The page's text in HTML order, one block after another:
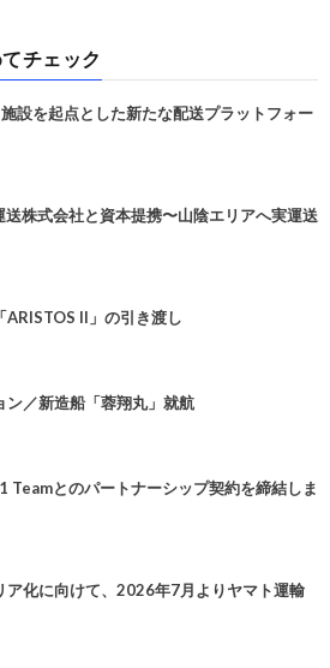
てチェック
設を起点とした新たな配送プラットフォー
株式会社と資本提携〜山陰エリアへ実運送
ARISTOS II」の引き渡し
ン／新造船「蓉翔丸」就航
Teamとのパートナーシップ契約を締結しま
ア化に向けて、2026年7月よりヤマト運輸